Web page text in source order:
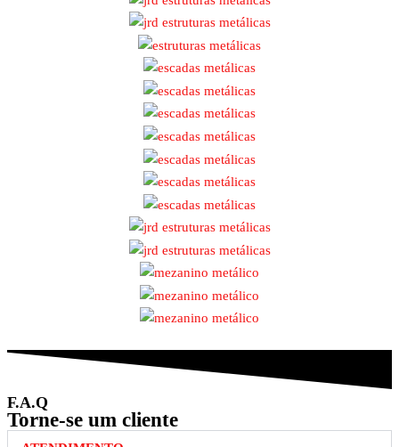
F.A.Q
Torne-se um cliente